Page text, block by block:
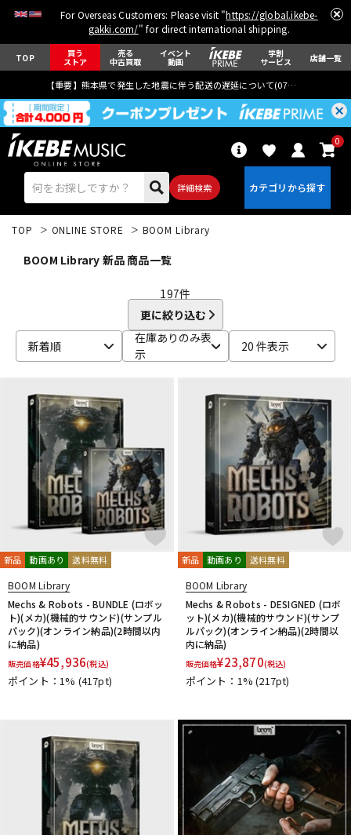
For Overseas Customers: Please visit "https://global.ikebe-
gakki.com/" for direct international shipping.
TOP 買う
ストア
売る
中古買取
イベント
動画
学割
サービス 店舗一覧
【重要】熊本県で発生した地震に伴う配送の遅延について(07月29日
詳細検索
0
ドラム パーカッション
キーボード 電子ピアノ
アンプ エフェクター
DJ機器 DTM
配信/ライブ機器 楽器アクセサリ
中古 ヴィンテージ
TOP ONLINE STORE BOOM Library
BOOM Library 新品 商品一覧
197件
更に絞り込む
新着順
在庫ありのみ表
示
20 件表示
新品 動画あり 送料無料
BOOM Library
Mechs & Robots - BUNDLE (ロボッ
ト)(メカ)(機械的サウンド)(サンプル
パック)(オンライン納品)(2時間以内
に納品)
販売価格¥45,936(税込)
ポイント：1% (417pt)
新品 動画あり 送料無料
BOOM Library
Mechs & Robots - DESIGNED (ロボ
ット)(メカ)(機械的サウンド)(サンプ
ルパック)(オンライン納品)(2時間以
内に納品)
販売価格¥23,870(税込)
ポイント：1%(217pt)